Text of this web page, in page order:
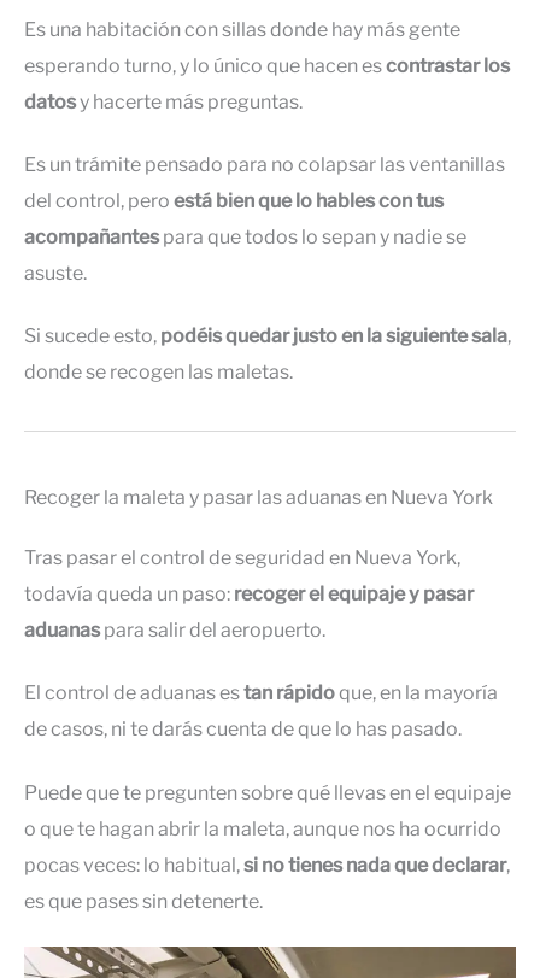
Es una habitación con sillas donde hay más gente
esperando turno, y lo único que hacen escontrastar los
datosy hacerte más preguntas.
Es un trámite pensado para no colapsar las ventanillas
del control, pero está bien que lo hables con tus
acompañantespara que todos lo sepan y nadie se
asuste.
Si sucede esto, podéis quedar justo en la siguiente sala,
donde se recogen las maletas.
Recoger la maleta y pasar las aduanas en Nueva York
Tras pasar el control de seguridad en Nueva York,
todavía queda un paso: recoger el equipaje y pasar
aduanaspara salir del aeropuerto.
El control de aduanas estan rápidoque, en la mayoría
de casos, ni te darás cuenta de que lo has pasado.
Puede que te pregunten sobre qué llevas en el equipaje
o que te hagan abrir la maleta, aunque nos ha ocurrido
pocas veces: lo habitual,si no tienes nada que declarar,
es que pases sin detenerte.